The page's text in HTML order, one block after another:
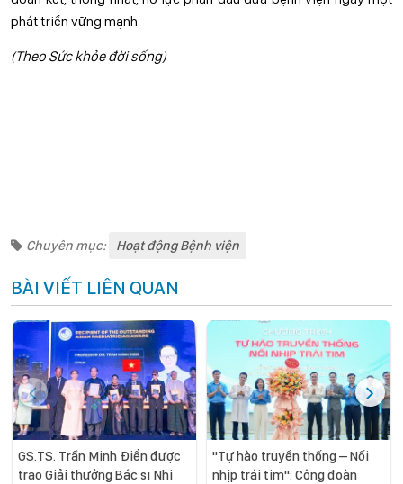
phát triển vững mạnh.
(Theo Sức khỏe đời sống)
Chuyên mục: Hoạt động Bệnh viện
BÀI VIẾT LIÊN QUAN
GS.TS. Trần Minh Điển được
trao Giải thưởng Bác sĩ Nhi
"Tự hào truyền thống – Nối
nhịp trái tim": Công đoàn